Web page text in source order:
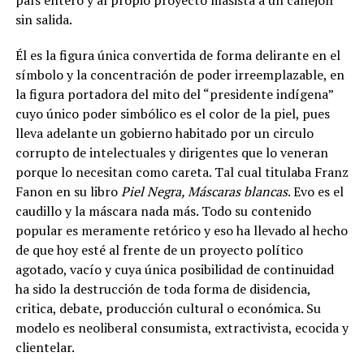
sin salida.
Él es la figura única convertida de forma delirante en el
símbolo y la concentración de poder irreemplazable, en
la figura portadora del mito del “presidente indígena”
cuyo único poder simbólico es el color de la piel, pues
lleva adelante un gobierno habitado por un circulo
corrupto de intelectuales y dirigentes que lo veneran
porque lo necesitan como careta. Tal cual titulaba Franz
Fanon en su libroPiel Negra, Máscaras blancas. Evo es el
caudillo y la máscara nada más. Todo su contenido
popular es meramente retórico y eso ha llevado al hecho
de que hoy esté al frente de un proyecto político
agotado, vacío y cuya única posibilidad de continuidad
ha sido la destrucción de toda forma de disidencia,
critica, debate, producción cultural o económica. Su
modelo es neoliberal consumista, extractivista, ecocida y
clientelar.